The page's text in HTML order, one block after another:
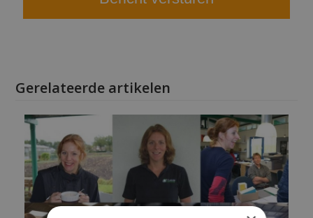
Gerelateerde artikelen